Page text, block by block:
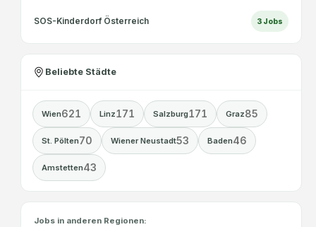
SOS-Kinderdorf Österreich 3 Jobs
Beliebte Städte
Wien621 Linz171 Salzburg171 Graz85
St. Pölten70 Wiener Neustadt53 Baden46
Amstetten43
Jobs in anderen Regionen: